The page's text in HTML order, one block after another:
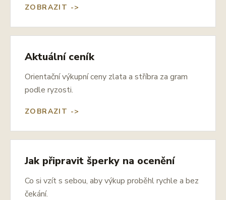
ZOBRAZIT ->
Aktuální ceník
Orientační výkupní ceny zlata a stříbra za gram
podle ryzosti.
ZOBRAZIT ->
Jak připravit šperky na ocenění
Co si vzít s sebou, aby výkup proběhl rychle a bez
čekání.